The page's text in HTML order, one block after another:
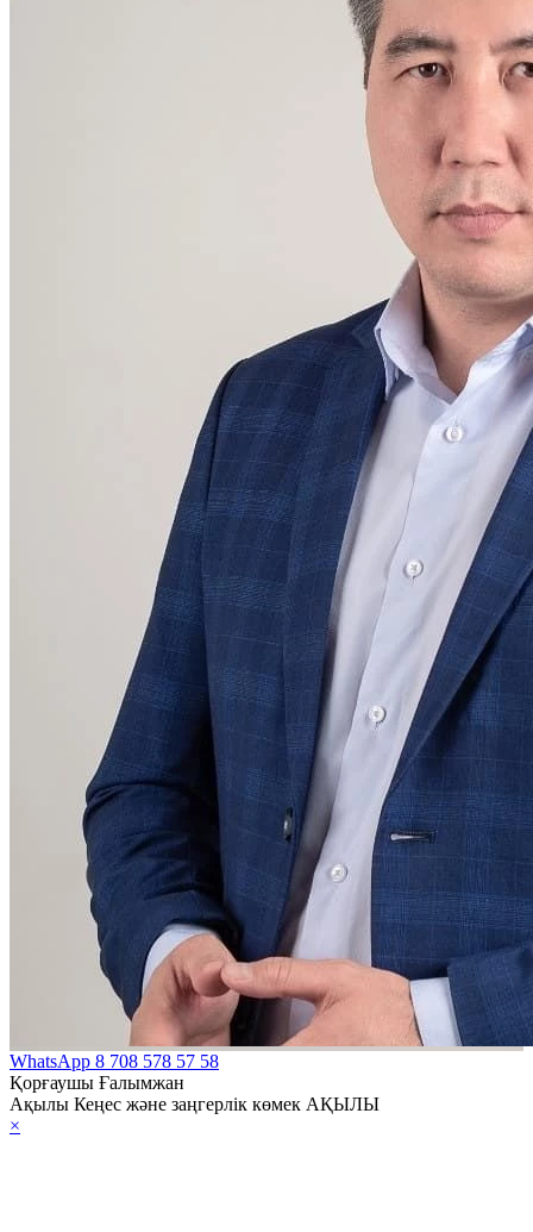
WhatsApp 8 708 578 57 58
Қорғаушы Ғалымжан
Ақылы Кеңес және заңгерлік көмек АҚЫЛЫ
×